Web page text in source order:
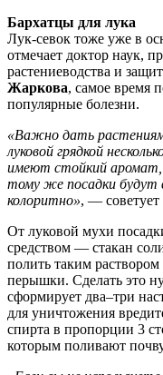
Бархатцы для лука
Лук-севок тоже уже в
отмечает доктор наук,
растениеводства и
Жаркова, самое время
популярные болезни.
«Важно дать
луковой грядкой
имеют стойкий аромат,
тому же посадки будут
колоритно», — советует
От луковой мухи
средством — стакан
полить таким
перышки. Сделать это
сформирует два–три
для уничтожения
спирта в пропорции 3
которым поливают